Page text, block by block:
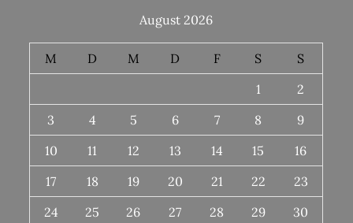
August 2026
M D M D F S
S
1
2
3
4 5 6 7 8
9
10
11 12 13 14 15
16
17
18 19 20 21 22
23
24
25 26 27 28 29
30